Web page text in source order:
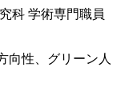
科 学術専門職員
向性、グリーン人